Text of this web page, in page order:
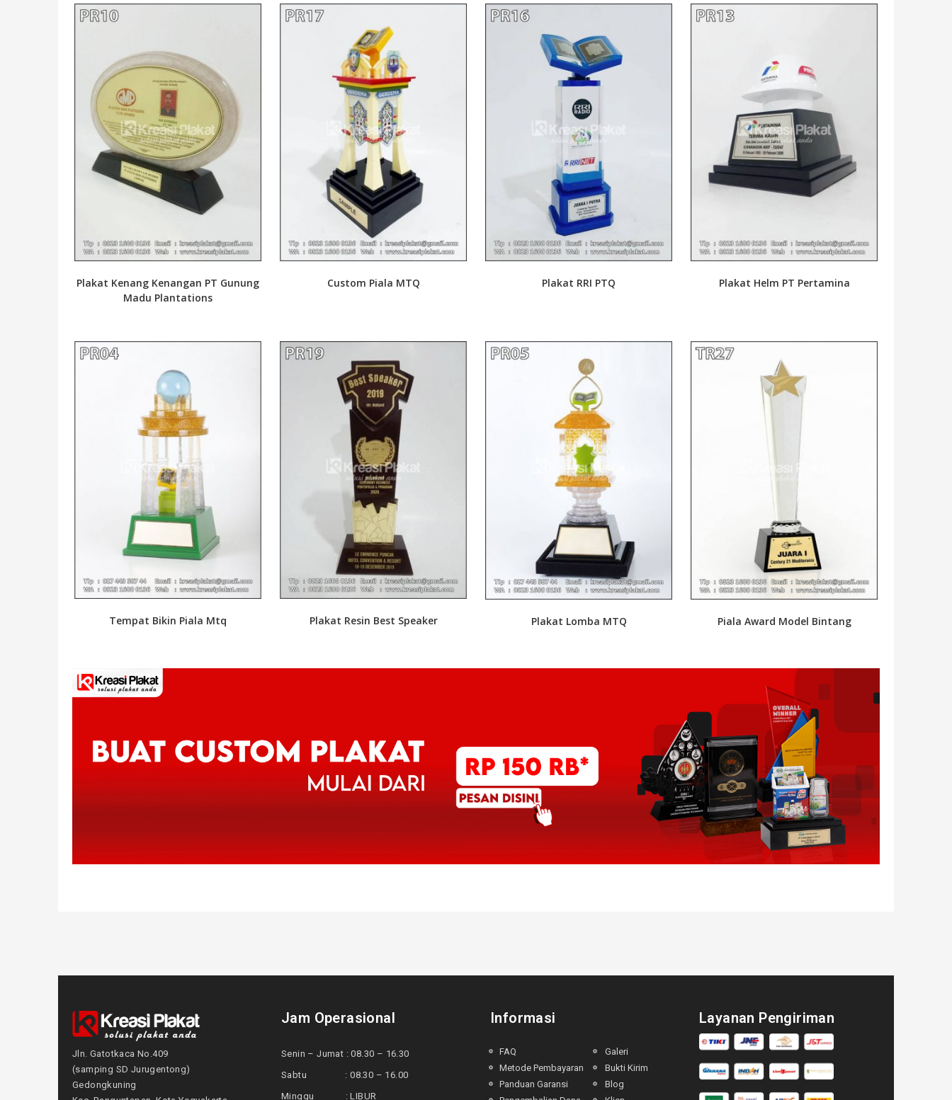
Plakat Kenang Kenangan PT Gunung
Madu Plantations
Custom Piala MTQ Plakat RRI PTQ Plakat Helm PT Pertamina
Tempat Bikin Piala Mtq Plakat Resin Best Speaker Plakat Lomba MTQ Piala Award Model Bintang
Jln. Gatotkaca No.409
(samping SD Jurugentong)
Gedongkuning
Jam Operasional
Senin – Jumat : 08.30 – 16.30
Sabtu : 08.30 – 16.00
Minggu : LIBUR
Informasi
FAQ
Metode Pembayaran
Panduan Garansi
Galeri
Bukti Kirim
Blog
Layanan Pengiriman